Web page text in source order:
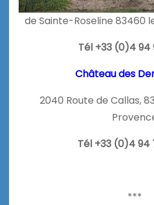
de Sainte-Roseline 83460
Tél +33 (0)4 94
Château des
2040 Route de Callas,
Tél +33 (0)4 94
***